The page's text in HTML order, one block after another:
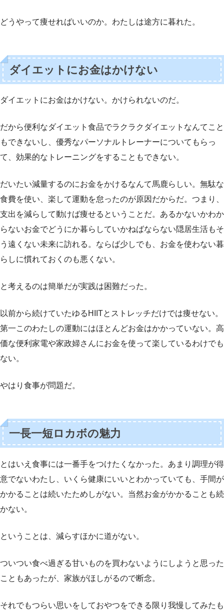
どうやって痩せればいいのか。わたしは途方に暮れた。
ダイエットにお金はかけない
ダイエットにお金はかけない。かけられないのだ。
だから便利なダイエット食品でラクラクダイエットなんてこと
もできないし、優秀なパーソナルトレーナーについてもらっ
て、効果的なトレーニングをすることもできない。
だいたい減量するのにお金をかけるなんて馬鹿らしい。無駄な
食費を使い、楽して運動を怠ったのが原因だからだ。つまり、
支出を減らして動けば痩せるということだ。あるかないかわか
らないお金でどうにか暮らしていかねばならない隠居生活もそ
う遠くない未来に訪れる。ならば少しでも、お金を使わない暮
らしに慣れておくのも悪くない。
と考えるのは簡単だが実践は困難だった。
以前から続けていたゆるHIITとストレッチだけでは痩せない。
第一このわたしの運動にはほとんどお金はかかっていない。高
価な便利家電や家政婦さんにお金を使って楽しているわけでも
ない。
やはり食事が問題だ。
一長一短ロカボの魅力
とはいえ食事には一番手をつけたくなかった。あまり調理が得
意でないわたし、いくら健康にいいとわかっていても、手間が
かかることは続いたためしがない。当然お金がかかることも続
かない。
ということは、減らすほかに道がない。
ついつい食べ過ぎる甘いものを買わないようにしようと思った
こともあったが、家族がほしがるので断念。
それでもつらい思いをしておやつをできる限り我慢してみたも